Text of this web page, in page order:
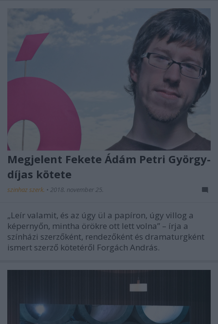
Megjelent Fekete Ádám Petri György-
díjas kötete
szinhaz szerk. • 2018. november 25.
„Leír valamit, és az úgy ül a papíron, úgy villog a
képernyőn, mintha örökre ott lett volna” – írja a
színházi szerzőként, rendezőként és dramaturgként
ismert szerző kötetéről Forgách András.